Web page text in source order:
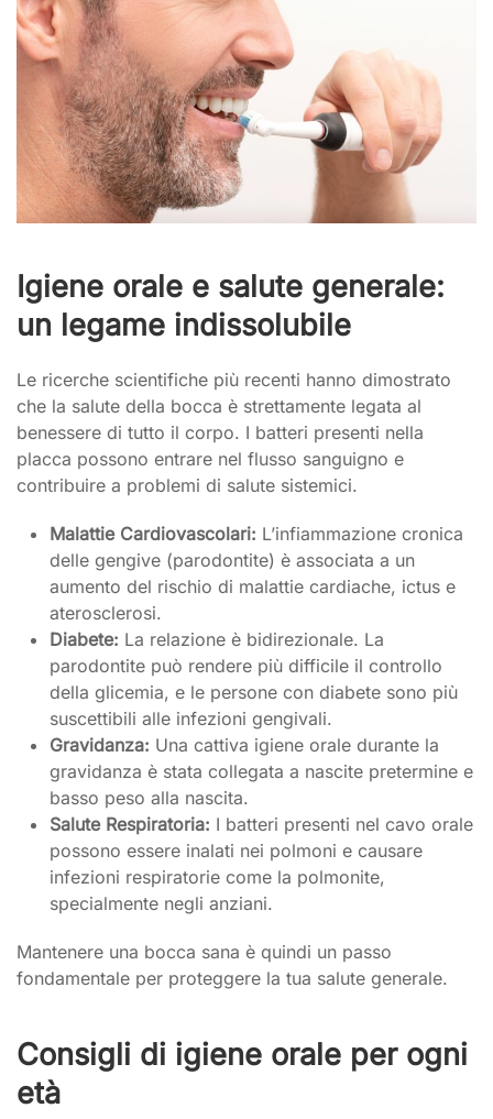
Igiene orale e salute generale:
un legame indissolubile
Le ricerche scientifiche più recenti hanno dimostrato
che la salute della bocca è strettamente legata al
benessere di tutto il corpo. I batteri presenti nella
placca possono entrare nel flusso sanguigno e
contribuire a problemi di salute sistemici.
Malattie Cardiovascolari: L’infiammazione cronica
delle gengive (parodontite) è associata a un
aumento del rischio di malattie cardiache, ictus e
aterosclerosi.
Diabete: La relazione è bidirezionale. La
parodontite può rendere più difficile il controllo
della glicemia, e le persone con diabete sono più
suscettibili alle infezioni gengivali.
Gravidanza: Una cattiva igiene orale durante la
gravidanza è stata collegata a nascite pretermine e
basso peso alla nascita.
Salute Respiratoria: I batteri presenti nel cavo orale
possono essere inalati nei polmoni e causare
infezioni respiratorie come la polmonite,
specialmente negli anziani.
Mantenere una bocca sana è quindi un passo
fondamentale per proteggere la tua salute generale.
Consigli di igiene orale per ogni
età